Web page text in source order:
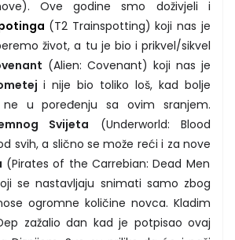
Ove godine smo doživjeli i
(T2 Trainspotting) koji nas je
život, a tu je bio i prikvel/sikvel
(Alien: Covenant) koji nas je
i nije bio toliko loš, kad bolje
ne u poređenju sa ovim sranjem.
Svijeta (Underworld: Blood
svih, a slično se može reći i za nove
(Pirates of the Carrebian: Dead Men
se nastavljaju snimati samo zbog
ogromne količine novca. Kladim
zažalio dan kad je potpisao ovaj